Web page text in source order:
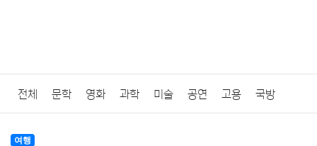
전체 문학 영화 과학 미술 공연 고용 국방
법률
여행